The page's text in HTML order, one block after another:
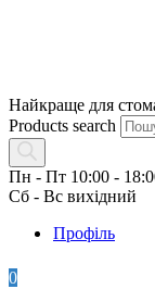
Найкраще для
Products search
Пн - Пт 10:00 -
Сб - Вс вихідний
Профіль
0